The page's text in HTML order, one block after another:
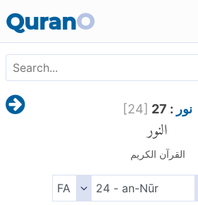
QuranO
[24] نور : 27 النور
القرآن الكريم